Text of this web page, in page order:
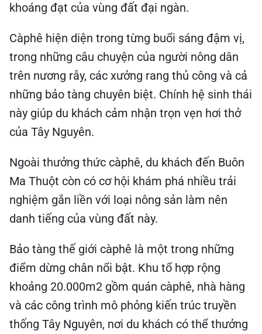
khoáng đạt của vùng đất đại ngàn.
Càphê hiện diện trong từng buổi sáng đậm vị,
trong những câu chuyện của người nông dân
trên nương rẫy, các xưởng rang thủ công và cả
những bảo tàng chuyên biệt. Chính hệ sinh thái
này giúp du khách cảm nhận trọn vẹn hơi thở
của Tây Nguyên.
Ngoài thưởng thức càphê, du khách đến Buôn
Ma Thuột còn có cơ hội khám phá nhiều trải
nghiệm gắn liền với loại nông sản làm nên
danh tiếng của vùng đất này.
Bảo tàng thế giới càphê là một trong những
điểm dừng chân nổi bật. Khu tổ hợp rộng
khoảng 20.000m2 gồm quán càphê, nhà hàng
và các công trình mô phỏng kiến trúc truyền
thống Tây Nguyên, nơi du khách có thể thưởng